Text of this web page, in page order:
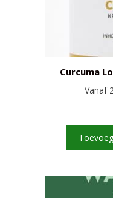
Curcuma
Vanaf